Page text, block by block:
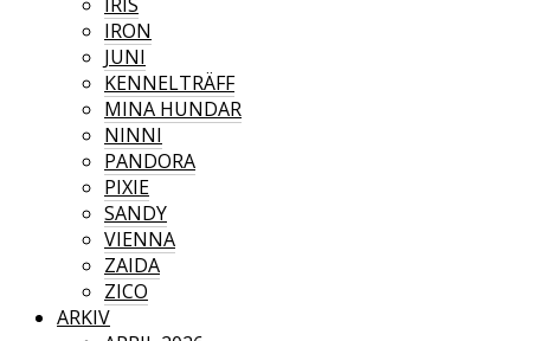
IRON
JUNI
KENNELTRÄFF
MINA HUNDAR
NINNI
PANDORA
PIXIE
SANDY
VIENNA
ZAIDA
ZICO
ARKIV